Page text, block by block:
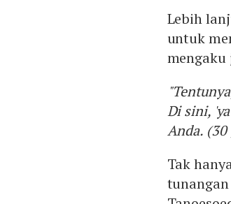
Lebih
untuk
Di sini,
Anda. (30
Tak